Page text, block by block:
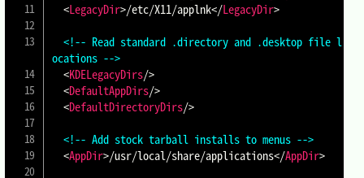
<LegacyDir>/etc/X11/applnk</LegacyDir>
<!-- Read standard .directory and .desktop file l
ocations -->
<KDELegacyDirs/>
<DefaultAppDirs/>
<DefaultDirectoryDirs/>
<!-- Add stock tarball installs to menus -->
<AppDir>/usr/local/share/applications</AppDir>